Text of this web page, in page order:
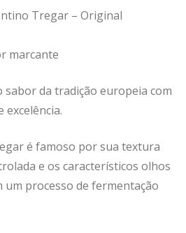
Tregar – Original
marcante
sabor da tradição europeia com
é famoso por sua textura
e os característicos olhos
processo de fermentação